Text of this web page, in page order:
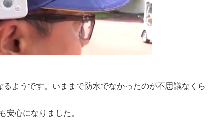
ようです。いままで防水でなかったのが不思議なくら
安心になりました。